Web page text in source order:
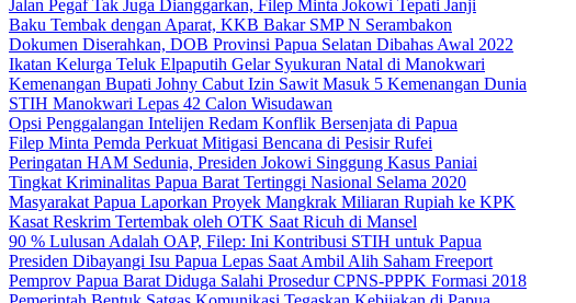
Jalan Pegaf Tak Juga Dianggarkan, Filep Minta Jokowi Tepati Janji
Baku Tembak dengan Aparat, KKB Bakar SMP N Serambakon
Dokumen Diserahkan, DOB Provinsi Papua Selatan Dibahas Awal 2022
Ikatan Kelurga Teluk Elpaputih Gelar Syukuran Natal di Manokwari
Kemenangan Bupati Johny Cabut Izin Sawit Masuk 5 Kemenangan Dunia
STIH Manokwari Lepas 42 Calon Wisudawan
Opsi Penggalangan Intelijen Redam Konflik Bersenjata di Papua
Filep Minta Pemda Perkuat Mitigasi Bencana di Pesisir Rufei
Peringatan HAM Sedunia, Presiden Jokowi Singgung Kasus Paniai
Tingkat Kriminalitas Papua Barat Tertinggi Nasional Selama 2020
Masyarakat Papua Laporkan Proyek Mangkrak Miliaran Rupiah ke KPK
Kasat Reskrim Tertembak oleh OTK Saat Ricuh di Mansel
90 % Lulusan Adalah OAP, Filep: Ini Kontribusi STIH untuk Papua
Presiden Dibayangi Isu Papua Lepas Saat Ambil Alih Saham Freeport
Pemprov Papua Barat Diduga Salahi Prosedur CPNS-PPPK Formasi 2018